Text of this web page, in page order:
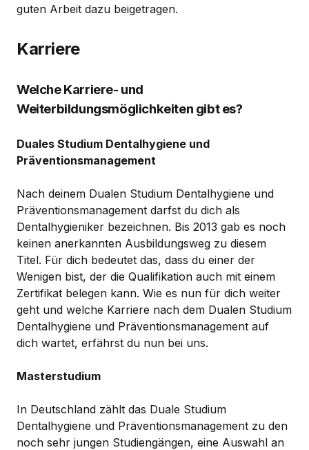
guten Arbeit dazu beigetragen.
Karriere
Welche Karriere- und
Weiterbildungsmöglichkeiten gibt es?
Duales Studium Dentalhygiene und
Präventionsmanagement
Nach deinem Dualen Studium Dentalhygiene und
Präventionsmanagement darfst du dich als
Dentalhygieniker bezeichnen. Bis 2013 gab es noch
keinen anerkannten Ausbildungsweg zu diesem
Titel. Für dich bedeutet das, dass du einer der
Wenigen bist, der die Qualifikation auch mit einem
Zertifikat belegen kann. Wie es nun für dich weiter
geht und welche Karriere nach dem Dualen Studium
Dentalhygiene und Präventionsmanagement auf
dich wartet, erfährst du nun bei uns.
Masterstudium
In Deutschland zählt das Duale Studium
Dentalhygiene und Präventionsmanagement zu den
noch sehr jungen Studiengängen, eine Auswahl an